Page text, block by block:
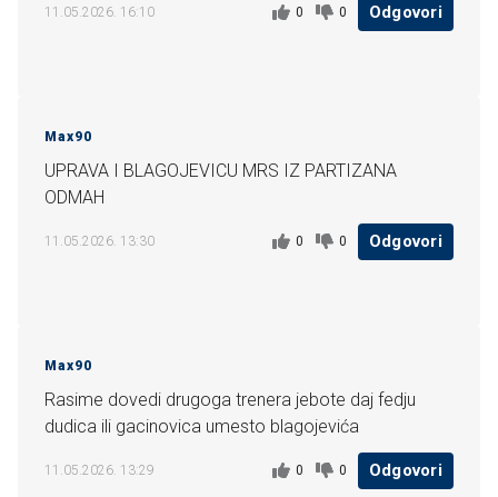
11.05.2026. 16:10 0 0 Odgovori
Max90
UPRAVA I BLAGOJEVICU MRS IZ PARTIZANA
ODMAH
11.05.2026. 13:30 0 0 Odgovori
Max90
Rasime dovedi drugoga trenera jebote daj fedju
dudica ili gacinovica umesto blagojevića
11.05.2026. 13:29 0 0 Odgovori